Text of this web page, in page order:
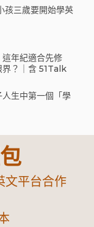
孩三歲要開始學英
這年紀適合先修
界？｜含 51Talk
生中第一個「學
平台合作